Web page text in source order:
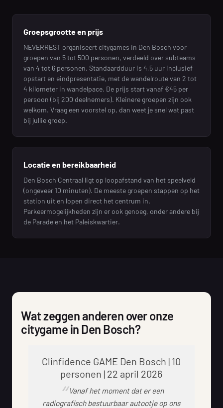
Groepsgrootte en prijs
NEVERREST organiseert citygames in Den Bosch voor
groepen van 5 tot 500 personen, verdeeld over subteams
van 4 tot 6 personen. Standaardduur is 4,5 uur inclusief
opstart en eindpresentatie, met de wandelroute van 2 tot
4 kilometer in wandelpace. De prijs start vanaf €45 per
persoon (bij 200 deelnemers). Kleinere groepen zijn ook
welkom. Vraag een voorstel op, dan weet je snel wat past
bij jullie groep.
Locatie en bereikbaarheid
Den Bosch Centraal ligt op loopafstand van het speelveld
(ongeveer 10 minuten). De meeste groepen stappen op het
station uit en lopen direct het centrum in.
Parkeermogelijkheden zijn er ook genoeg, onder andere bij
de Parade en het Paleiskwartier.
Wat zeggen anderen over onze
citygame in Den Bosch?
Clinfidence GAME Den Bosch | 10
personen | 22 april 2026
Vanaf het moment dat er een
radiografisch bestuurbaar autootje op ons